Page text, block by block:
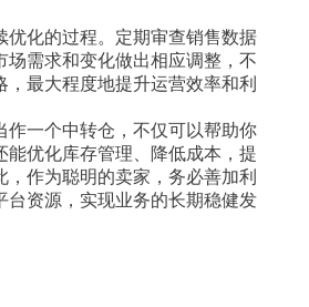
优化的过程。定期审查销售数据
场需求和变化做出相应调整，不
，最大程度地提升运营效率和利
作一个中转仓，不仅可以帮助你
能优化库存管理、降低成本，提
，作为聪明的卖家，务必善加利
台资源，实现业务的长期稳健发